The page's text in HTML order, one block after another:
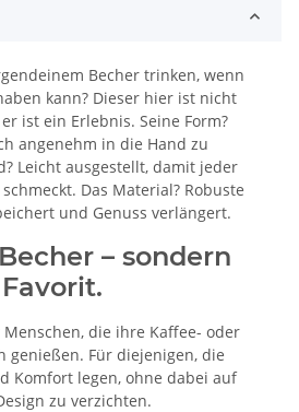
Becher trinken, wenn
kann? Dieser hier ist nicht
ist ein Erlebnis. Seine Form?
angenehm in die Hand zu
Leicht ausgestellt, damit jeder
Das Material? Robuste
und Genuss verlängert.
– sondern
die ihre Kaffee- oder
genießen. Für diejenigen, die
Komfort legen, ohne dabei auf
zu verzichten.